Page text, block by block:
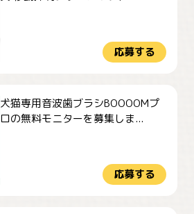
応募する
犬猫専用音波歯ブラシBOOOOMプ
ロの無料モニターを募集しま...
応募する